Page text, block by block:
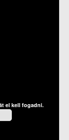
el kell fogadni.